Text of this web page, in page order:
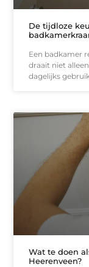
De tijdloze
Een badkamer
draait niet
dagelijks
Wat te doen
Heerenveen?